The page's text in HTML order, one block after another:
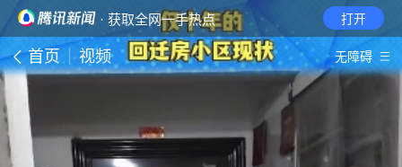
· 获取全网一手热点 打开
首页 视频 无障碍